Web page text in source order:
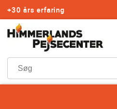
+30 års erfaring